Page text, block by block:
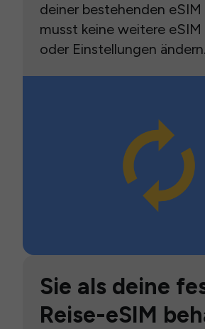
deiner bestehenden eSIM
musst keine weitere eSIM
oder Einstellungen ändern.
Sie als deine
Reise-eSIM